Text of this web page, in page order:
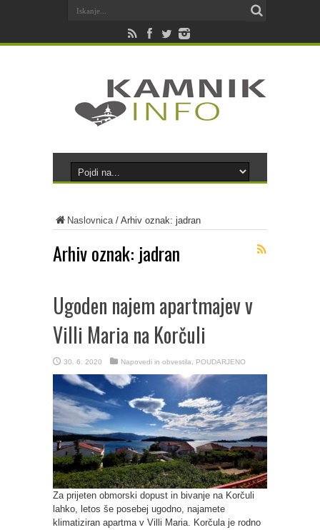
Naslovnica/ Arhiv oznak: jadran
Arhiv oznak: jadran
Ugoden najem apartmajev v
Villi Maria na Korčuli
30. 6. 2020 Napovedi in obvestila POUDARJENO
Za prijeten obmorski dopust in bivanje na Korčuli
lahko, letos še posebej ugodno, najamete
klimatiziran apartma v Villi Maria. Korčula je rodno